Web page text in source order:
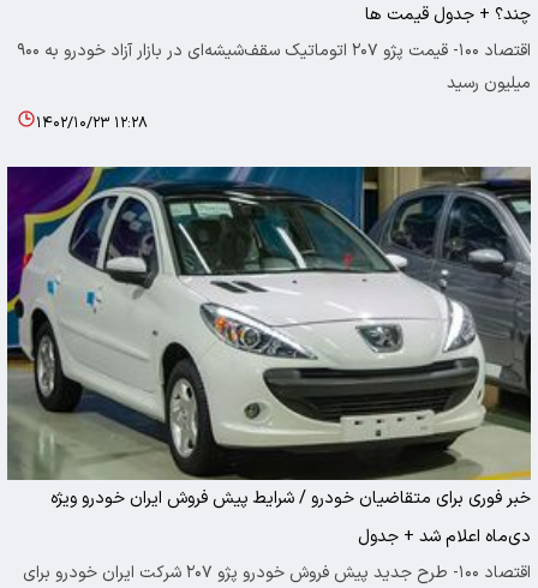
چند؟ + جدول قیمت ها
اقتصاد ۱۰۰- قیمت پژو ۲۰۷ اتوماتیک سقف‌شیشه‌ای در بازار آزاد خودرو به ۹۰۰
میلیون رسید
۱۴۰۲/۱۰/۲۳ ۱۲:۲۸
خبر فوری برای متقاضیان خودرو / شرایط پیش فروش ایران خودرو ویژه
دی‌ماه اعلام شد + جدول
اقتصاد ۱۰۰- طرح جدید پیش فروش خودرو پژو ۲۰۷ شرکت ایران خودرو برای